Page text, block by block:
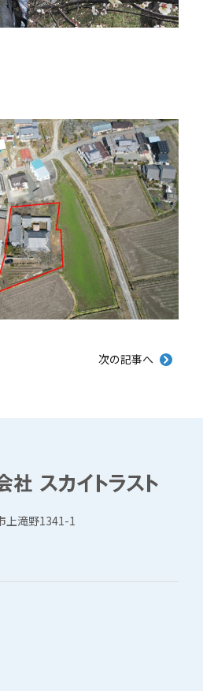
次の記事へ
上滝野1341-1